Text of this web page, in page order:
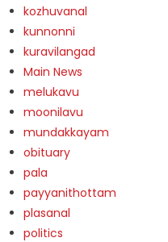
kozhuvanal
kunnonni
kuravilangad
Main News
melukavu
moonilavu
mundakkayam
obituary
pala
payyanithottam
plasanal
politics